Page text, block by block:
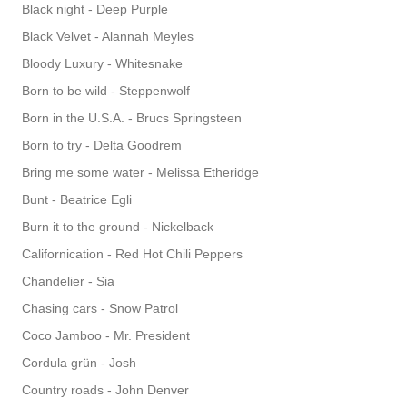
Black night - Deep Purple
Black Velvet - Alannah Meyles
Bloody Luxury - Whitesnake
Born to be wild - Steppenwolf
Born in the U.S.A. - Brucs Springsteen
Born to try - Delta Goodrem
Bring me some water - Melissa Etheridge
Bunt - Beatrice Egli
Burn it to the ground - Nickelback
Californication - Red Hot Chili Peppers
Chandelier - Sia
Chasing cars - Snow Patrol
Coco Jamboo - Mr. President
Cordula grün - Josh
Country roads - John Denver